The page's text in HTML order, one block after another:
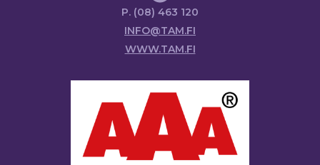
P. (08) 463 120
INFO@TAM.FI
WWW.TAM.FI